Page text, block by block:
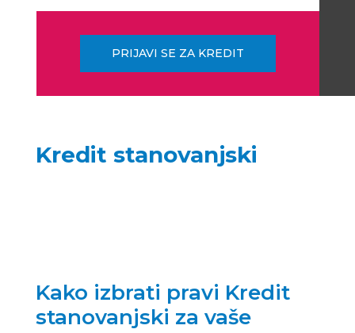
PRIJAVI SE ZA KREDIT
Kredit stanovanjski
Kako izbrati pravi Kredit
stanovanjski za vaše